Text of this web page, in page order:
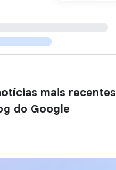
mais recentes
do Google